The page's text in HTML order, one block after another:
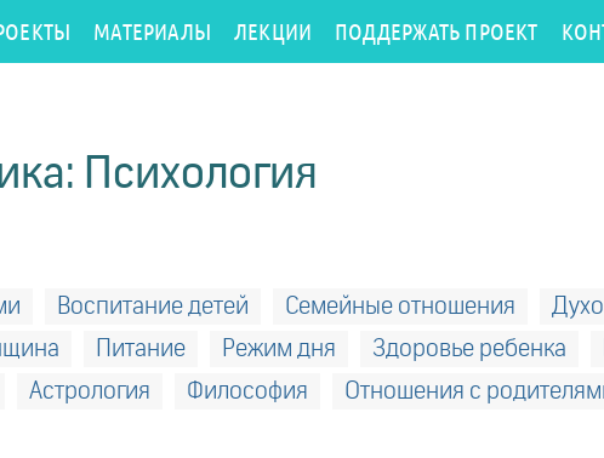
МАТЕРИАЛЫ ЛЕКЦИИ ПОДДЕРЖАТЬ ПРОЕКТ
Психология
Воспитание детей Семейные отношения
Питание Режим дня Здоровье ребенка
Астрология Философия Отношения с